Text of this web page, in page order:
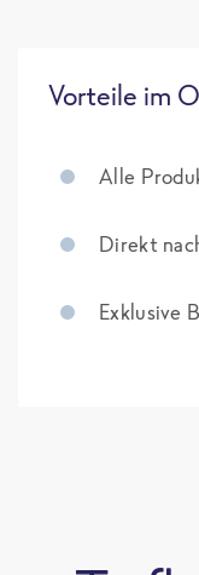
Vorteile im
Alle
Direkt
Exklusive